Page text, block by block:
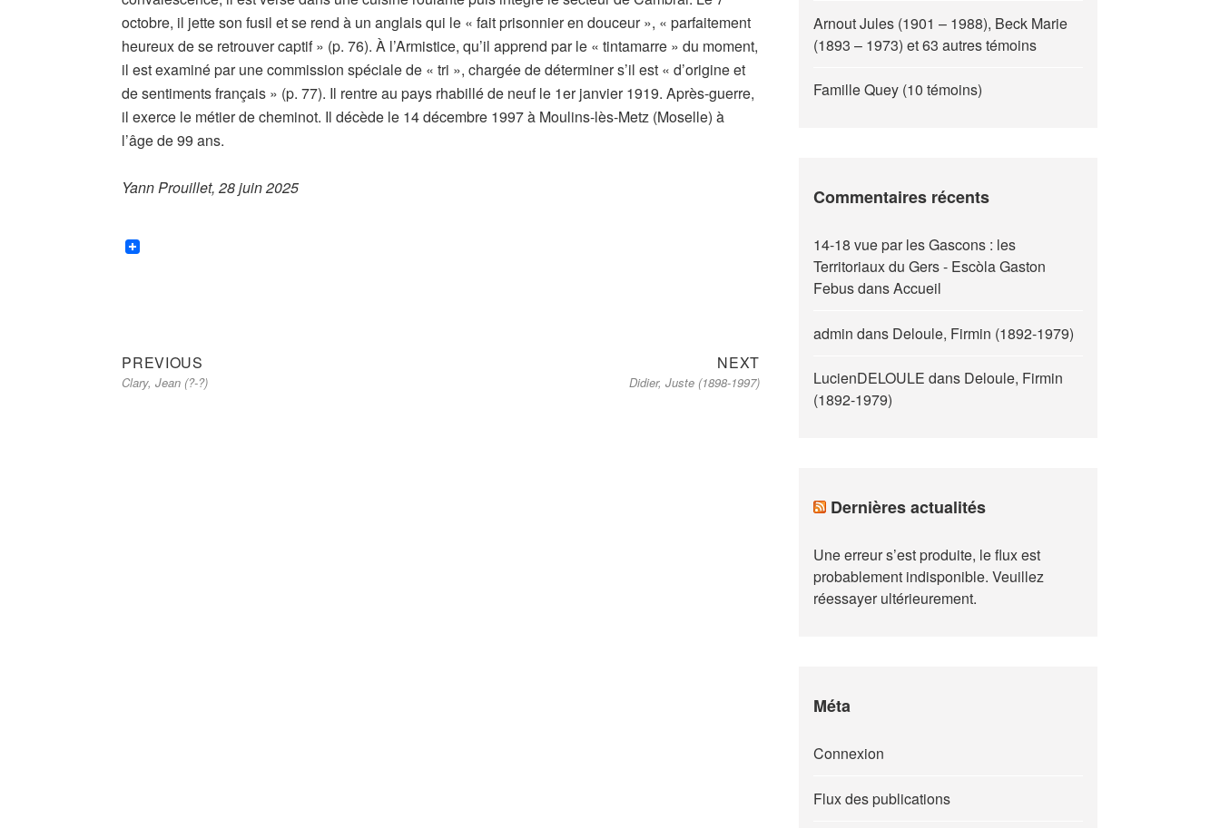
octobre, il jette son fusil et se rend à un anglais qui le « fait prisonnier en douceur », « parfaitement
heureux de se retrouver captif » (p. 76). À l’Armistice, qu’il apprend par le « tintamarre » du moment,
il est examiné par une commission spéciale de « tri », chargée de déterminer s’il est « d’origine et
de sentiments français » (p. 77). Il rentre au pays rhabillé de neuf le 1er janvier 1919. Après-guerre,
il exerce le métier de cheminot. Il décède le 14 décembre 1997 à Moulins-lès-Metz (Moselle) à
l’âge de 99 ans.
Yann Prouillet, 28 juin 2025
Navigation
de
PREVIOUS
post:
Clary, Jean (?-?)
NEXTNext
post:
Didier, Juste (1898-1997)
Arnout Jules (1901 – 1988), Beck Marie
(1893 – 1973) et 63 autres témoins
Famille Quey (10 témoins)
Commentaires récents
14-18 vue par les Gascons : les
Territoriaux du Gers - Escòla Gaston
FebusdansAccueil
admin dans Deloule, Firmin (1892-1979)
LucienDELOULE dans Deloule, Firmin
(1892-1979)
Dernières actualités
Une erreur s’est produite, le flux est
probablement indisponible. Veuillez
réessayer ultérieurement.
Méta
Connexion
Flux des publications